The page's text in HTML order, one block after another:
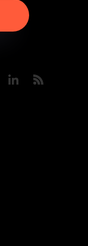
PinterestLinkedIn